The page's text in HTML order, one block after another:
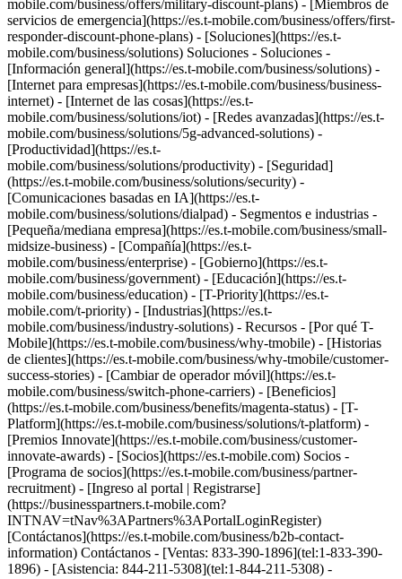
mobile.com/business/offers/military-discount-plans) - [Miembros de
servicios de emergencia](https://es.t-mobile.com/business/offers/first-
responder-discount-phone-plans) - [Soluciones](https://es.t-
mobile.com/business/solutions) Soluciones - Soluciones -
[Información general](https://es.t-mobile.com/business/solutions) -
[Internet para empresas](https://es.t-mobile.com/business/business-
internet) - [Internet de las cosas](https://es.t-
mobile.com/business/solutions/iot) - [Redes avanzadas](https://es.t-
mobile.com/business/solutions/5g-advanced-solutions) -
[Productividad](https://es.t-
mobile.com/business/solutions/productivity) - [Seguridad]
(https://es.t-mobile.com/business/solutions/security) -
[Comunicaciones basadas en IA](https://es.t-
mobile.com/business/solutions/dialpad) - Segmentos e industrias -
[Pequeña/mediana empresa](https://es.t-mobile.com/business/small-
midsize-business) - [Compañía](https://es.t-
mobile.com/business/enterprise) - [Gobierno](https://es.t-
mobile.com/business/government) - [Educación](https://es.t-
mobile.com/business/education) - [T-Priority](https://es.t-
mobile.com/t-priority) - [Industrias](https://es.t-
mobile.com/business/industry-solutions) - Recursos - [Por qué T-
Mobile](https://es.t-mobile.com/business/why-tmobile) - [Historias
de clientes](https://es.t-mobile.com/business/why-tmobile/customer-
success-stories) - [Cambiar de operador móvil](https://es.t-
mobile.com/business/switch-phone-carriers) - [Beneficios]
(https://es.t-mobile.com/business/benefits/magenta-status) - [T-
Platform](https://es.t-mobile.com/business/solutions/t-platform) -
[Premios Innovate](https://es.t-mobile.com/business/customer-
innovate-awards) - [Socios](https://es.t-mobile.com) Socios -
[Programa de socios](https://es.t-mobile.com/business/partner-
recruitment) - [Ingreso al portal | Registrarse]
(https://businesspartners.t-mobile.com?
INTNAV=tNav%3APartners%3APortalLoginRegister)
[Contáctanos](https://es.t-mobile.com/business/b2b-contact-
information) Contáctanos - [Ventas: 833-390-1896](tel:1-833-390-
1896) - [Asistencia: 844-211-5308](tel:1-844-211-5308) -